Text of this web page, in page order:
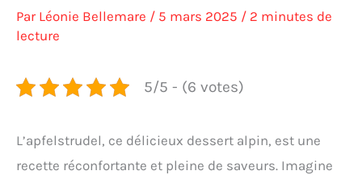
Par Léonie Bellemare / 5 mars 2025 / 2 minutes de
lecture
5/5 - (6 votes)
L’apfelstrudel, ce délicieux dessert alpin, est une
recette réconfortante et pleine de saveurs. Imagine